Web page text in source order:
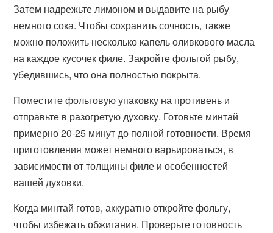
Затем надрежьте лимоном и выдавите на рыбу
немного сока. Чтобы сохранить сочность, также
можно положить несколько капель оливкового масла
на каждое кусочек филе. Закройте фольгой рыбу,
убедившись, что она полностью покрыта.
Поместите фольговую упаковку на противень и
отправьте в разогретую духовку. Готовьте минтай
примерно 20-25 минут до полной готовности. Время
приготовления может немного варьироваться, в
зависимости от толщины филе и особенностей
вашей духовки.
Когда минтай готов, аккуратно откройте фольгу,
чтобы избежать обжигания. Проверьте готовность